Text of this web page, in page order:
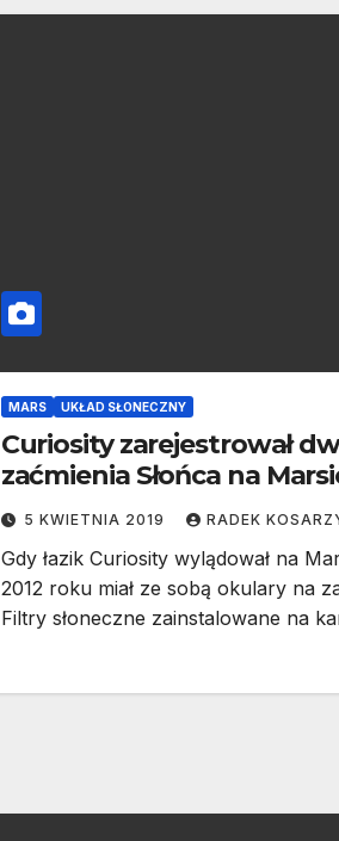
MARS UKŁAD SŁONECZNY
Curiosity zarejestrował
zaćmienia Słońca na
5 KWIETNIA 2019 RADEK
Gdy łazik Curiosity wylądował na
2012 roku miał ze sobą okulary na
Filtry słoneczne zainstalowane na